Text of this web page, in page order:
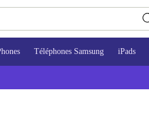
Téléphones Samsung iPads